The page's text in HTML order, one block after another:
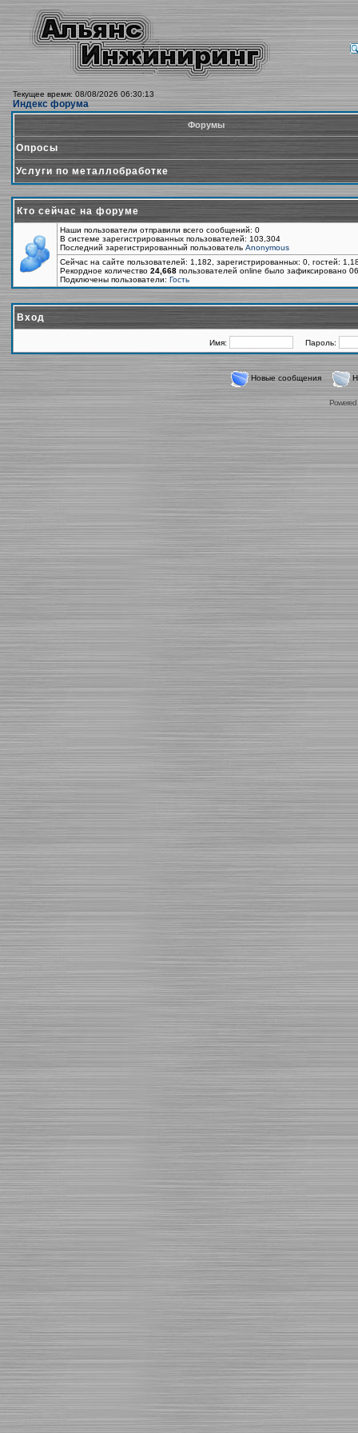
Текущее время: 08/08/2026 06:30:13
Индекс форума
Форумы
Опросы
Услуги по металлобработке
Кто сейчас на форуме
Наши пользователи отправили всего сообщений: 0
В системе зарегистрированных пользователей: 103,304
Последний зарегистрированный пользователь Anonymous
Сейчас на сайте пользователей: 1,182, зарегистрированных: 0, гостей:
Рекордное количество 24,668 пользователей online было зафиксировано
Подключены пользователи: Гость
Вход
Имя: Пароль:
Новые сообщения